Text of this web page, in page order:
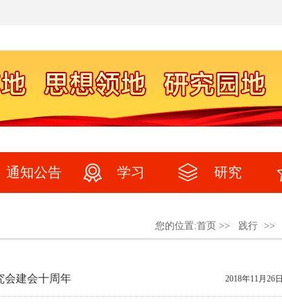
通知公告 学习 研究
您的位置:首页 >> 践行 >>
建会十周年 2018年11月26日